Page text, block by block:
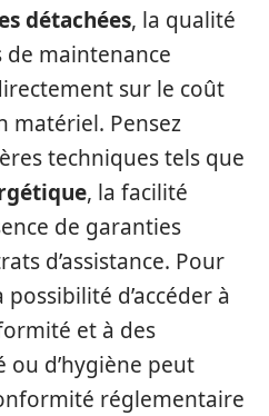
détachées, la qualité
de maintenance
sur le coût
matériel. Pensez
techniques tels que
, la facilité
de garanties
d’assistance. Pour
d’accéder à
et à des
ou d’hygiène peut
réglementaire